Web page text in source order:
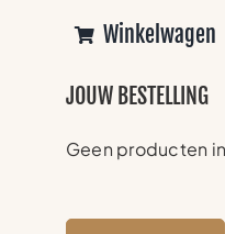
Winkelwagen
JOUW BESTELLING
Geen producten